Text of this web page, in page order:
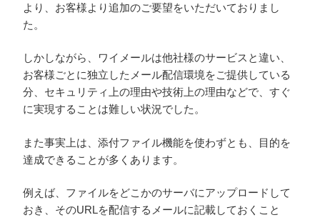
より、お客様より追加のご要望をいただいておりまし
た。
しかしながら、ワイメールは他社様のサービスと違い、
お客様ごとに独立したメール配信環境をご提供している
分、セキュリティ上の理由や技術上の理由などで、すぐ
に実現することは難しい状況でした。
また事実上は、添付ファイル機能を使わずとも、目的を
達成できることが多くあります。
例えば、ファイルをどこかのサーバにアップロードして
おき、そのURLを配信するメールに記載しておくこと